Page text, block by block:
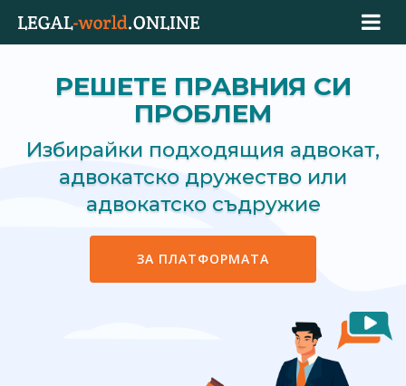
РЕШЕТЕ ПРАВНИЯ СИ
ПРОБЛЕМ
Избирайки подходящия адвокат,
адвокатско дружество или
адвокатско съдружие
ЗА ПЛАТФОРМАТА